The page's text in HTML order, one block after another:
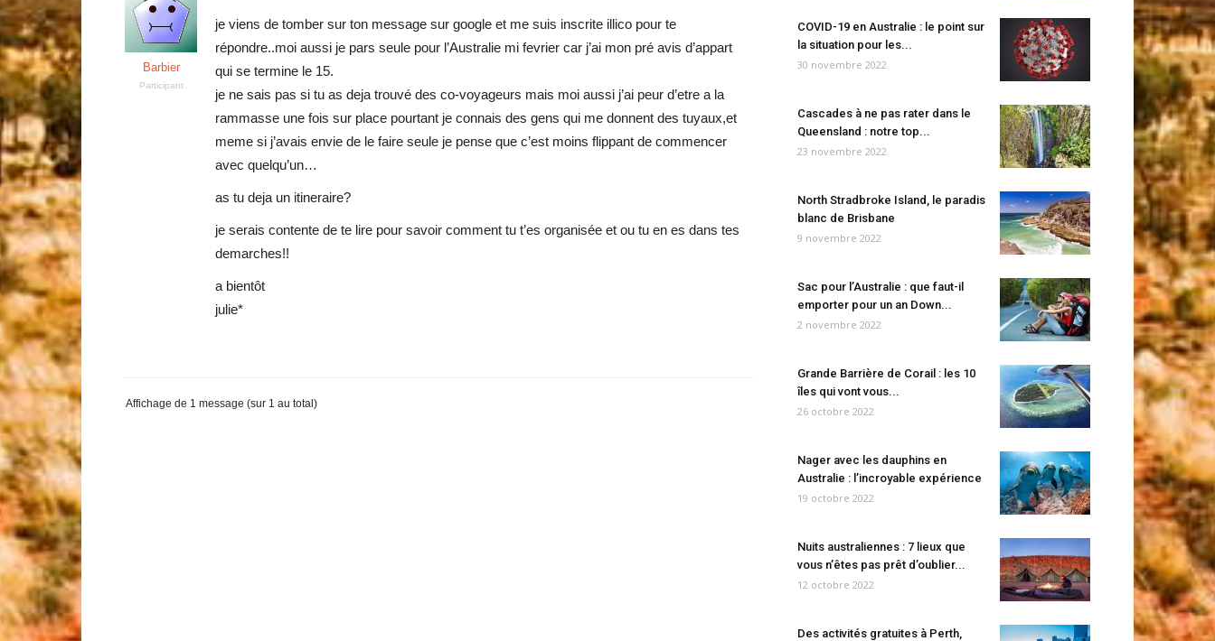
Barbier
Participant
je viens de tomber sur ton message sur google et me suis inscrite illico pour te
répondre..moi aussi je pars seule pour l’Australie mi fevrier car j’ai mon pré avis d’appart
qui se termine le 15.
je ne sais pas si tu as deja trouvé des co-voyageurs mais moi aussi j’ai peur d’etre a la
rammasse une fois sur place pourtant je connais des gens qui me donnent des tuyaux,et
meme si j’avais envie de le faire seule je pense que c’est moins flippant de commencer
avec quelqu’un…
as tu deja un itineraire?
je serais contente de te lire pour savoir comment tu t’es organisée et ou tu en es dans tes
demarches!!
a bientôt
julie*
Affichage de 1 message (sur 1 au total)
COVID-19 en Australie : le point sur
la situation pour les...
30 novembre 2022
Cascades à ne pas rater dans le
Queensland : notre top...
23 novembre 2022
North Stradbroke Island, le paradis
blanc de Brisbane
9 novembre 2022
Sac pour l’Australie : que faut-il
emporter pour un an Down...
2 novembre 2022
Grande Barrière de Corail : les 10
îles qui vont vous...
26 octobre 2022
Nager avec les dauphins en
Australie : l’incroyable expérience
19 octobre 2022
Nuits australiennes : 7 lieux que
vous n’êtes pas prêt d’oublier...
12 octobre 2022
Des activités gratuites à Perth,